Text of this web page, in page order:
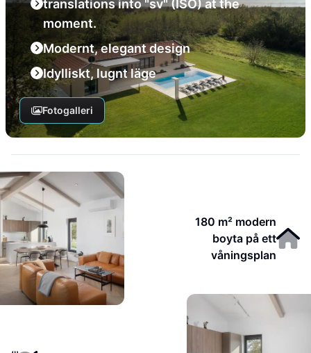
translations into "sv" (ISO) at the
moment.
Modernt, elegant design
Idylliskt, lugnt läge
Fotogalleri
180 m² modern
boyta på ett
våningsplan